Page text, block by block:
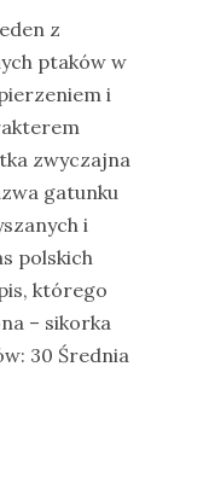
z
ptaków w
i
zwyczajna
gatunku
i
polskich
którego
– sikorka
30 Średnia